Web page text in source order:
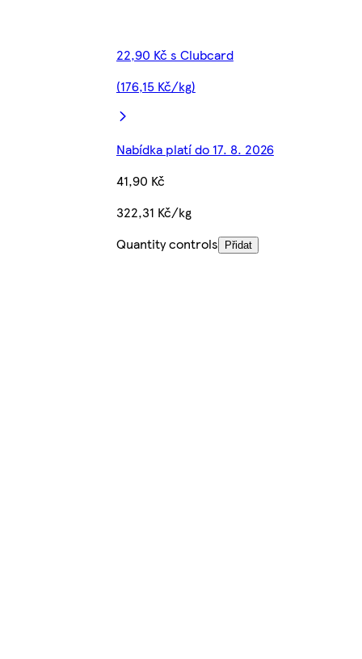
22,90 Kč s Clubcard
(176,15 Kč/kg)
Nabídka platí do 17. 8. 2026
41,90 Kč
322,31 Kč/kg
Quantity controls
Přidat